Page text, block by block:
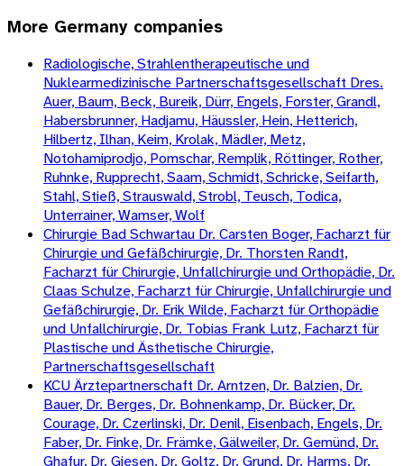
More Germany companies
Radiologische, Strahlentherapeutische und
Nuklearmedizinische Partnerschaftsgesellschaft Dres.
Auer, Baum, Beck, Bureik, Dürr, Engels, Forster, Grandl,
Habersbrunner, Hadjamu, Häussler, Hein, Hetterich,
Hilbertz, Ilhan, Keim, Krolak, Mädler, Metz,
Notohamiprodjo, Pomschar, Remplik, Röttinger, Rother,
Ruhnke, Rupprecht, Saam, Schmidt, Schricke, Seifarth,
Stahl, Stieß, Strauswald, Strobl, Teusch, Todica,
Unterrainer, Wamser, Wolf
Chirurgie Bad Schwartau Dr. Carsten Boger, Facharzt für
Chirurgie und Gefäßchirurgie, Dr. Thorsten Randt,
Facharzt für Chirurgie, Unfallchirurgie und Orthopädie, Dr.
Claas Schulze, Facharzt für Chirurgie, Unfallchirurgie und
Gefäßchirurgie, Dr. Erik Wilde, Facharzt für Orthopädie
und Unfallchirurgie, Dr. Tobias Frank Lutz, Facharzt für
Plastische und Ästhetische Chirurgie,
Partnerschaftsgesellschaft
KCU Ärztepartnerschaft Dr. Arntzen, Dr. Balzien, Dr.
Bauer, Dr. Berges, Dr. Bohnenkamp, Dr. Bücker, Dr.
Courage, Dr. Czerlinski, Dr. Denil, Eisenbach, Engels, Dr.
Faber, Dr. Finke, Dr. Främke, Gälweiler, Dr. Gemünd, Dr.
Ghafur, Dr. Giesen, Dr. Goltz, Dr. Grund, Dr. Harms, Dr.